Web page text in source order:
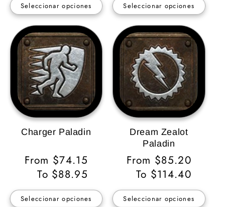
Seleccionar opciones Seleccionar opciones
Charger Paladin
Precio
habitual
From $74.15
To $88.95
Seleccionar opciones
Dream Zealot
Paladin
Precio
habitual
From $85.20
To $114.40
Seleccionar opciones